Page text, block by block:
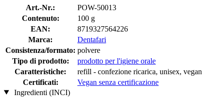
Art.-Nr.:
POW-50013
Contenuto:
100 g
EAN:
8719327564226
Marca:
Dentafari
Consistenza/formato: polvere
Tipo di prodotto:
prodotto per l'igiene orale
Caratteristiche:
refill - confezione ricarica, unisex, vegan
Certificati:
Vegan senza certificazione
Ingredienti (INCI)